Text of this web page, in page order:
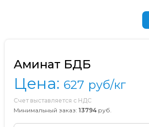
Аминат БДБ
Цена: 627 руб/кг
Счет выставляется с НДС
Минимальный заказ: 13794 руб.